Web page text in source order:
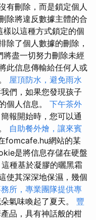
有刪除，而是鎖定個人
除將違反數據主體的合
樣以這種方式鎖定的個
除了個人數據的刪除，
將盡一切努力刪除未經
此信息傳輸給任何人或
屋頂防水，避免雨水
們，如果您發現孩子
個人信息。 下午茶外
簡報開始時，您可以通
自助餐外燴，讓來賓
fomcafe.hu網站的某
是將信息存儲在硬盤
種基於凝膠的曬黑霜
使其深深地保濕，幾個
所，專業團隊提供專
氣味喚起了夏天。 豐
品，具有神話般的柑